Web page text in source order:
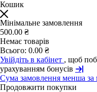
Кошик
Мінімальне замовлення
500.00 ₴
Немає товарів
Всього: 0.00 ₴
Увійдіть в кабінет , щоб
урахуванням бонусів
Сума замовлення менша за
Продовжити покупки